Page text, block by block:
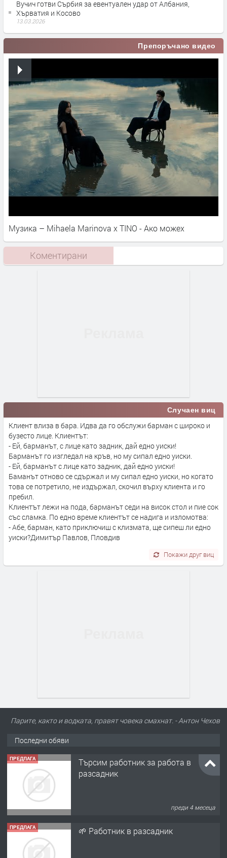
Вучич готви Сърбия за евентуален удар от Албания,
Хърватия и Косово
13.03.2026
Препоръчано видео
Музика – Mihaela Marinova x TINO - Ако можех
Коментирани
Случаен виц
Клиент влиза в бара. Идва да го обслужи барман с широко и
бузесто лице. Клиентът:
- Ей, барманът, с лице като задник, дай едно уиски!
Барманът го изгледал на кръв, но му сипал едно уиски.
- Ей, барманът с лице като задник, дай едно уиски!
Баманът отново се сдържал и му сипал едно уиски, но когато
това се потретило, не издържал, скочил върху клиента и го
пребил.
Клиентът лежи на пода, барманът седи на висок стол и пие сок
със сламка. По едно време клиентът се надига и изломотва:
- Абе, барман, като приключиш с клизмата, ще сипеш ли едно
уиски?Димитър Павлов, Пловдив
Покажи друг виц
Парите, както и водката, правят човека смахнат. - Антон Чехов
Последни обяви
ПРЕДЛАГА
Търсим работник за работа в
разсадник
преди 4 месеца
ПРЕДЛАГА 🌱 Работник в разсадник